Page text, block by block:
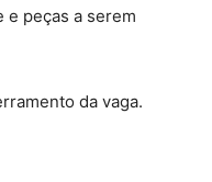
peças a serem
da vaga.